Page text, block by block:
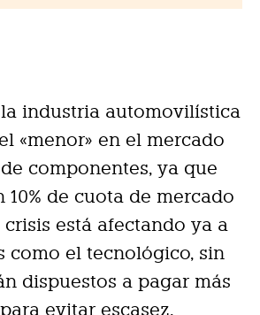
la industria automovilística
«menor» en el mercado
componentes, ya que
10% de cuota de mercado
está afectando ya a
como el tecnológico, sin
dispuestos a pagar más
evitar escasez.